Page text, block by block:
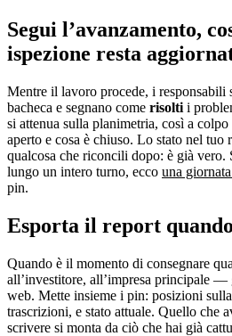
Segui l’avanzamento,
ispezione resta
Mentre il lavoro procede, i responsabili
bacheca e segnano come risolti i
si attenua sulla planimetria, così a
aperto e cosa è chiuso. Lo stato nel tuo
qualcosa che riconcili dopo: è già vero.
lungo un intero turno, ecco una
pin.
Esporta il report
Quando è il momento di consegnare
all’investitore, all’impresa principale —
web. Mette insieme i pin: posizioni
trascrizioni, e stato attuale. Quello che
scrivere si monta da ciò che hai già